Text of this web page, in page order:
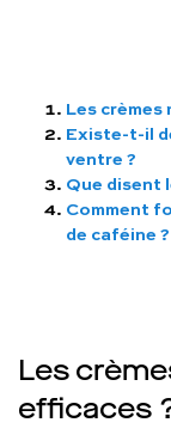
Les
Existe-t-il
ventre ?
Que disent
Comment
de caféine ?
Les
efficaces